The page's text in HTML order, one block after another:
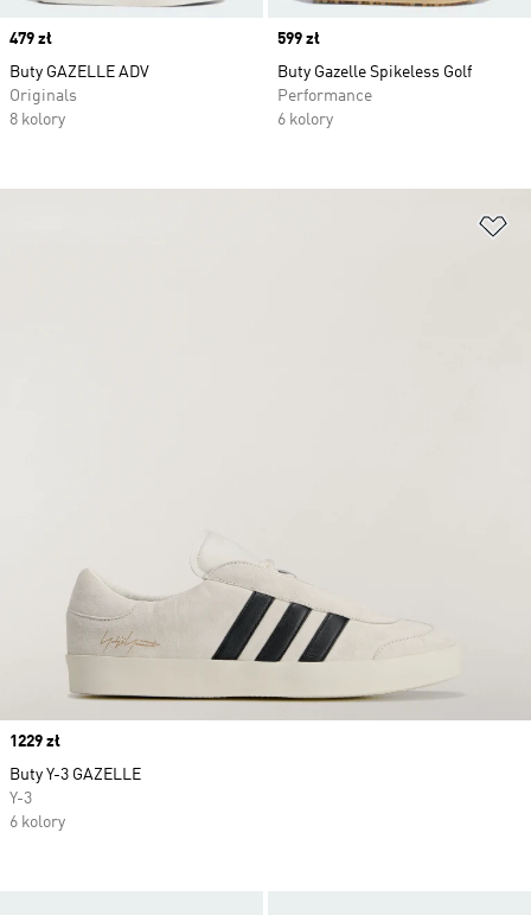
Price
479 zł
Buty GAZELLE ADV
Originals
8 kolory
Price
599 zł
Buty Gazelle Spikeless Golf
Performance
6 kolory
Price
1229 zł
Buty Y-3 GAZELLE
Y-3
6 kolory